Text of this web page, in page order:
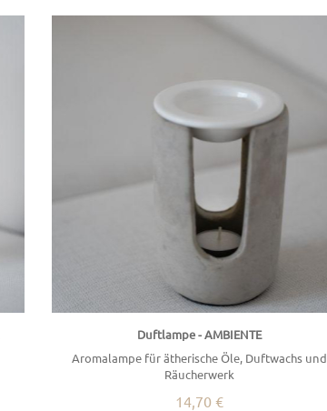
Duftlampe - AMBIENTE
Aromalampe für ätherische Öle, Duftwachs und
Räucherwerk
14,70 €